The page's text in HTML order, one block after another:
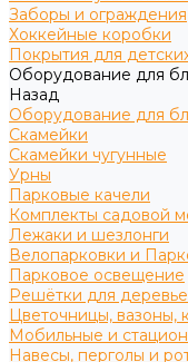
Заборы и ограждения
Хоккейные коробки
Покрытия для
Оборудование для
Назад
Оборудование для
Скамейки
Скамейки чугунные
Урны
Парковые качели
Комплекты садовой
Лежаки и шезлонги
Велопарковки и
Парковое освещение
Решётки для
Цветочницы, вазоны,
Мобильные и
Навесы, перголы и